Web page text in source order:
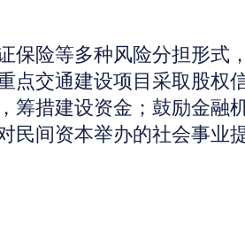
保险等多种风险分担形式
点交通建设项目采取股权
筹措建设资金；鼓励金融
民间资本举办的社会事业